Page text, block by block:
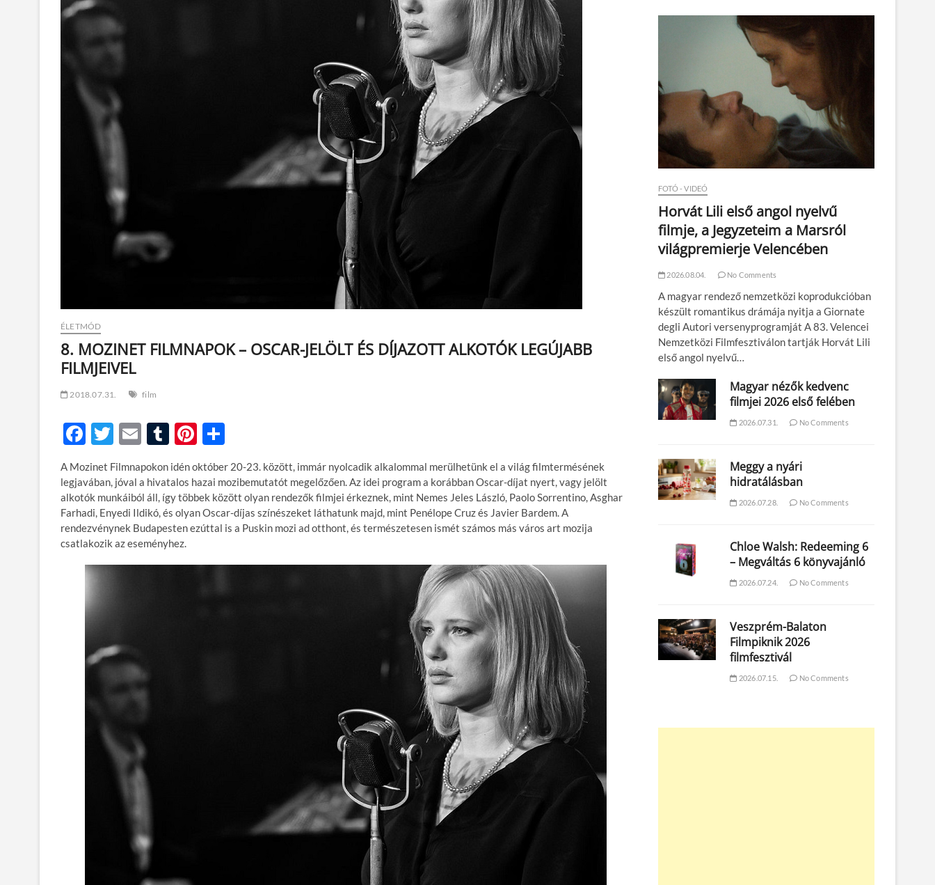
ÉLETMÓD
8. MOZINET FILMNAPOK – OSCAR-JELÖLT ÉS DÍJAZOTT ALKOTÓK LEGÚJABB
FILMJEIVEL
2018.07.31. film
F
ac
e
b
o
o
k
T
w
itt
er
E
m
ail
T
u
m
bl
r
Pi
nt
er
es
t
ss
za
m
e
A Mozinet Filmnapokon idén október 20-23. között, immár nyolcadik alkalommal merülhetünk el a világ filmtermésének
legjavában, jóval a hivatalos hazai mozibemutatót megelőzően. Az idei program a korábban Oscar-díjat nyert, vagy jelölt
alkotók munkáiból áll, így többek között olyan rendezők filmjei érkeznek, mint Nemes Jeles László, Paolo Sorrentino, Asghar
Farhadi, Enyedi Ildikó, és olyan Oscar-díjas színészeket láthatunk majd, mint Penélope Cruz és Javier Bardem. A
rendezvénynek Budapesten ezúttal is a Puskin mozi ad otthont, és természetesen ismét számos más város art mozija
csatlakozik az eseményhez.
FOTÓ - VIDEÓ
Horvát Lili első angol nyelvű
filmje, a Jegyzeteim a Marsról
világpremierje Velencében
2026.08.04. No Comments
A magyar rendező nemzetközi koprodukcióban
készült romantikus drámája nyitja a Giornate
degli Autori versenyprogramját A 83. Velencei
Nemzetközi Filmfesztiválon tartják Horvát Lili
első angol nyelvű…
Magyar nézők kedvenc
filmjei 2026 első felében
2026.07.31. No Comments
Meggy a nyári
hidratálásban
2026.07.28. No Comments
Chloe Walsh: Redeeming 6
– Megváltás 6 könyvajánló
2026.07.24. No Comments
Veszprém-Balaton
Filmpiknik 2026
filmfesztivál
2026.07.15. No Comments